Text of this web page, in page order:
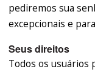
pediremos sua
excepcionais e
Seus direitos
Todos os usuários